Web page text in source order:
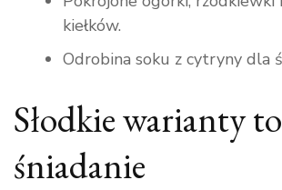
kiełków.
Odrobina soku z cytryny dla
Słodkie warianty
śniadanie